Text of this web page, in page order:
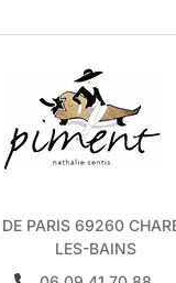
PARIS 69260
LES-BAINS